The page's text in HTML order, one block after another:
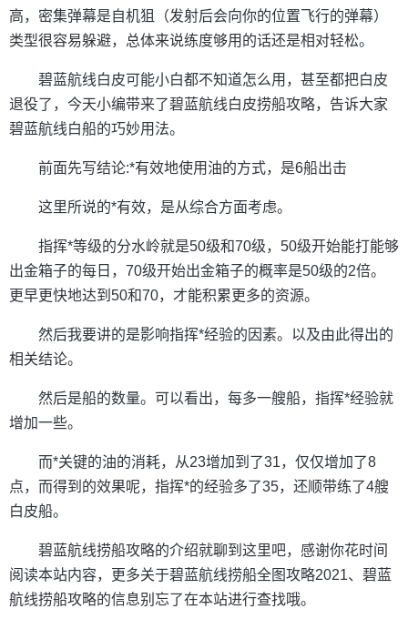
高，密集弹幕是自机狙（发射后会向你的位置飞行的弹幕）
类型很容易躲避，总体来说练度够用的话还是相对轻松。
碧蓝航线白皮可能小白都不知道怎么用，甚至都把白皮
退役了，今天小编带来了碧蓝航线白皮捞船攻略，告诉大家
碧蓝航线白船的巧妙用法。
前面先写结论:*有效地使用油的方式，是6船出击
这里所说的*有效，是从综合方面考虑。
指挥*等级的分水岭就是50级和70级，50级开始能打能够
出金箱子的每日，70级开始出金箱子的概率是50级的2倍。
更早更快地达到50和70，才能积累更多的资源。
然后我要讲的是影响指挥*经验的因素。以及由此得出的
相关结论。
然后是船的数量。可以看出，每多一艘船，指挥*经验就
增加一些。
而*关键的油的消耗，从23增加到了31，仅仅增加了8
点，而得到的效果呢，指挥*的经验多了35，还顺带练了4艘
白皮船。
碧蓝航线捞船攻略的介绍就聊到这里吧，感谢你花时间
阅读本站内容，更多关于碧蓝航线捞船全图攻略2021、碧蓝
航线捞船攻略的信息别忘了在本站进行查找哦。